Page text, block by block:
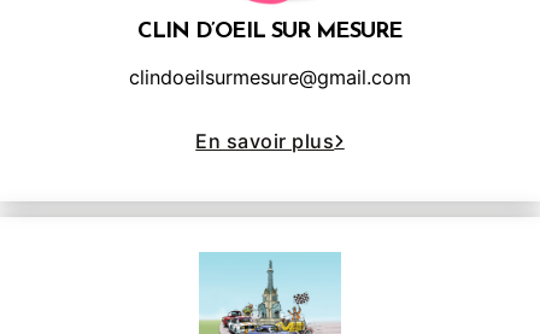
CLIN D’OEIL SUR MESURE
clindoeilsurmesure@gmail.com
En savoir plus